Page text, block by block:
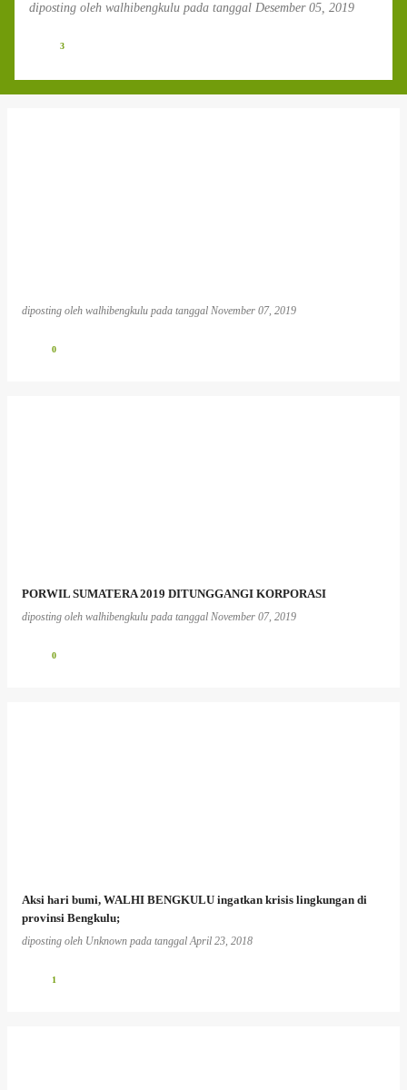
diposting oleh walhibengkulu pada tanggal Desember 05, 2019
3
diposting oleh walhibengkulu pada tanggal November 07, 2019
0
PORWIL SUMATERA 2019 DITUNGGANGI KORPORASI
diposting oleh walhibengkulu pada tanggal November 07, 2019
0
Aksi hari bumi, WALHI BENGKULU ingatkan krisis lingkungan di
provinsi Bengkulu;
diposting oleh Unknown pada tanggalApril 23, 2018
1